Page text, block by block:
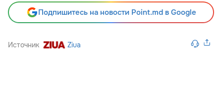
Подпишитесь на новости Point.md в Google
Источник Ziua